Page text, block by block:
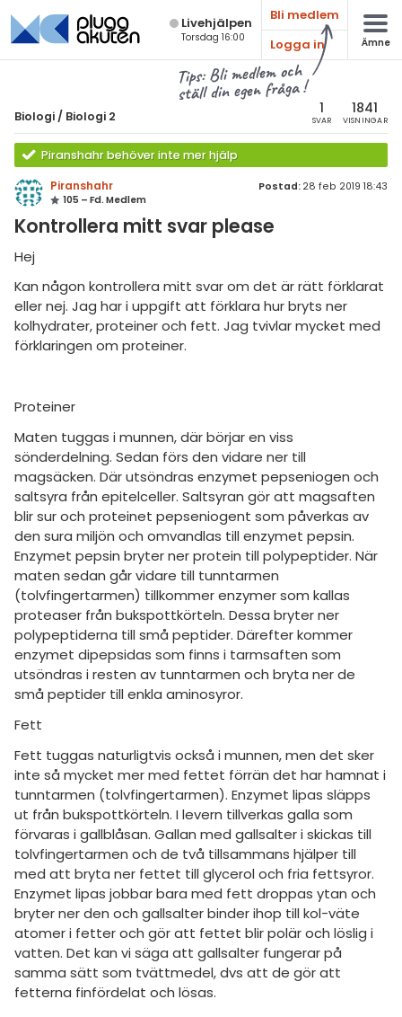
Live­hjälpen
Torsdag 16:00
Bli medlem
Logga in
Ämne
Tips: Bli medlem och
ställ din egen fråga !
Biologi / Biologi 2 1
SVAR
1841
VISNINGAR
Piranshahr behöver inte mer hjälp
Piranshahr
105 – Fd. Medlem
Postad: 28 feb 2019 18:43
Kontrollera mitt svar please
Hej
Kan någon kontrollera mitt svar om det är rätt förklarat
eller nej. Jag har i uppgift att förklara hur bryts ner
kolhydrater, proteiner och fett. Jag tvivlar mycket med
förklaringen om proteiner.
Proteiner
Maten tuggas i munnen, där börjar en viss
sönderdelning. Sedan förs den vidare ner till
magsäcken. Där utsöndras enzymet pepseniogen och
saltsyra från epitelceller. Saltsyran gör att magsaften
blir sur och proteinet pepseniogent som påverkas av
den sura miljön och omvandlas till enzymet pepsin.
Enzymet pepsin bryter ner protein till polypeptider. När
maten sedan går vidare till tunntarmen
(tolvfingertarmen) tillkommer enzymer som kallas
proteaser från bukspottkörteln. Dessa bryter ner
polypeptiderna till små peptider. Därefter kommer
enzymet dipepsidas som finns i tarmsaften som
utsöndras i resten av tunntarmen och bryta ner de
små peptider till enkla aminosyror.
Fett
Fett tuggas naturligtvis också i munnen, men det sker
inte så mycket mer med fettet förrän det har hamnat i
tunntarmen (tolvfingertarmen). Enzymet lipas släpps
ut från bukspottkörteln. I levern tillverkas galla som
förvaras i gallblåsan. Gallan med gallsalter i skickas till
tolvfingertarmen och de två tillsammans hjälper till
med att bryta ner fettet till glycerol och fria fettsyror.
Enzymet lipas jobbar bara med fett droppas ytan och
bryter ner den och gallsalter binder ihop till kol-väte
atomer i fetter och gör att fettet blir polär och löslig i
vatten. Det kan vi säga att gallsalter fungerar på
samma sätt som tvättmedel, dvs att de gör att
fetterna finfördelat och lösas.
Alla ämnen
Biologi
Alla trådar
Grundskola
Biologi 2
Allmänna diskussioner
Livehjälpen
För lärare
3 inloggade
Om Pluggakuten
Allmänna villkor
Cookie-inställningar
& Bygg
ämnen
diskussioner